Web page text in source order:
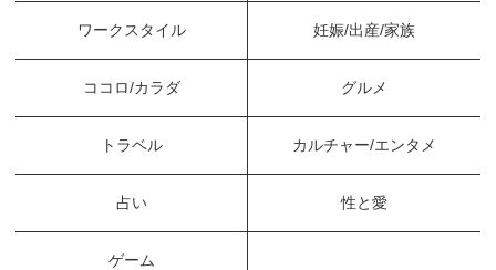
ワークスタイル 妊娠/出産/家族
ココロ/カラダ グルメ
トラベル カルチャー/エンタメ
占い 性と愛
ゲーム